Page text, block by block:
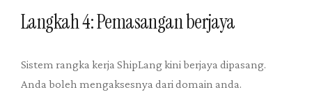
Langkah 4: Pemasangan berjaya
Sistem rangka kerja ShipLang kini berjaya dipasang.
Anda boleh mengaksesnya dari domain anda.